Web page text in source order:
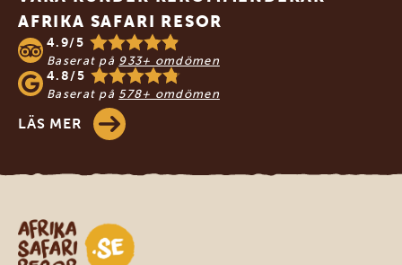
AFRIKA SAFARI RESOR
4.9/5
Baserat på 933+ omdömen
4.8/5
Baserat på 578+ omdömen
LÄS MER
Safari-resor i Afrika